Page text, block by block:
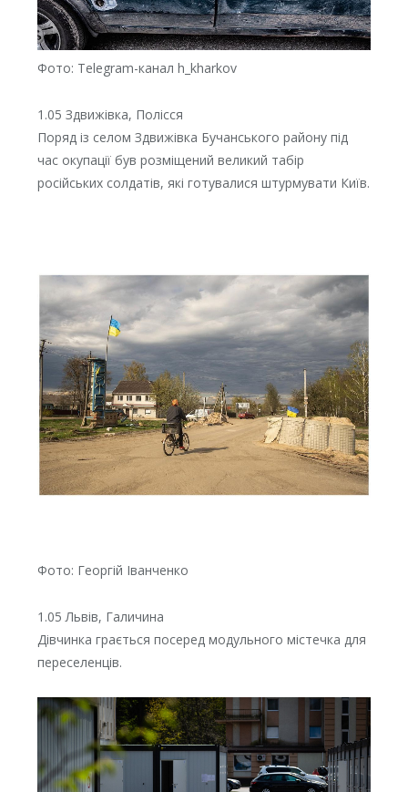
Фото: Telegram-канал h_kharkov
1.05 Здвижівка, Полісся
Поряд із селом Здвижівка Бучанського району під
час окупації був розміщений великий табір
російських солдатів, які готувалися штурмувати Київ.
Фото: Георгій Іванченко
1.05 Львів, Галичина
Дівчинка грається посеред модульного містечка для
переселенців.